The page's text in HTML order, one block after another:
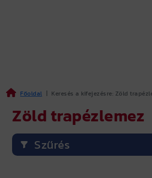
Főoldal | Keresés a kifejezésre: Zöld
Zöld trapézlemez
Szűrés